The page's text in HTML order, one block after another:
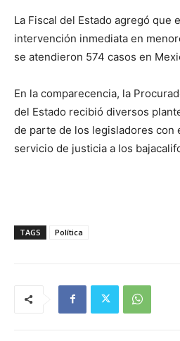
La Fiscal del Estado agregó que
intervención inmediata en
se atendieron 574 casos en
En la comparecencia, la
del Estado recibió diversos
de parte de los legisladores con
servicio de justicia a los
TAGS Política